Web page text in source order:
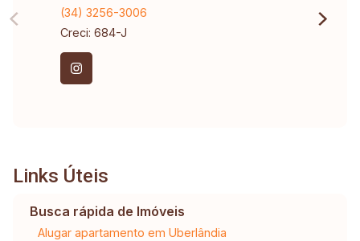
(34) 3256-3006
Creci: 684-J
Links Úteis
Busca rápida de Imóveis
Alugar apartamento em Uberlândia